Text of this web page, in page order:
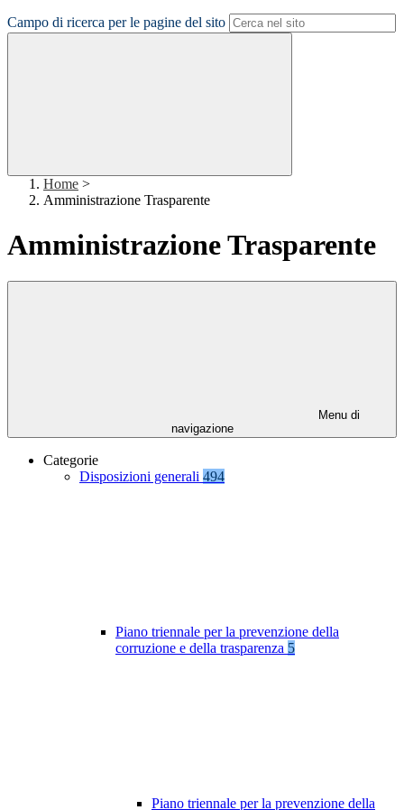
Campo di ricerca per le pagine del sito
Home >
Amministrazione Trasparente
Amministrazione Trasparente
Menu di
navigazione
Categorie
Disposizioni generali 494
Piano triennale per la prevenzione della
corruzione e della trasparenza 5
Piano triennale per la prevenzione della